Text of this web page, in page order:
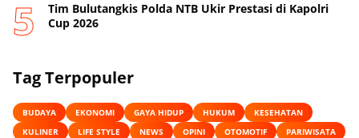
Tim Bulutangkis Polda NTB Ukir Prestasi di Kapolri
Cup 2026
Tag Terpopuler
BUDAYA EKONOMI GAYA HIDUP HUKUM
KESEHATAN
KULINER
LIFE STYLE NEWS OPINI OTOMOTIF
PARIWISATA